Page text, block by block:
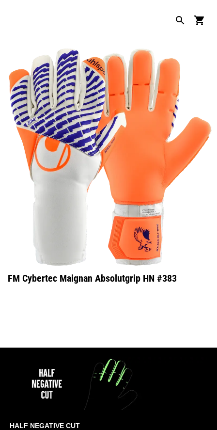
FM Cybertec Maignan Absolutgrip HN #383
HALF NEGATIVE CUT